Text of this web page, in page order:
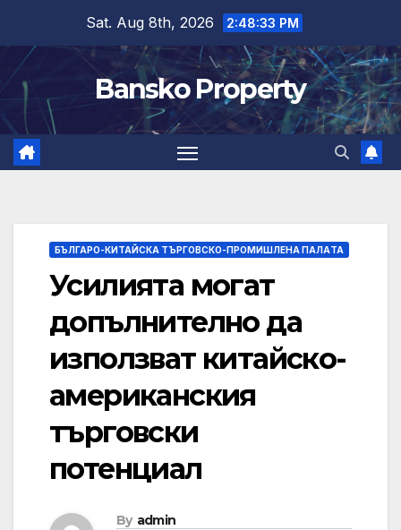
content
Sat. Aug 8th, 2026 2:48:34 PM
Bansko Property
БЪЛГАРО-КИТАЙСКА ТЪРГОВСКО-ПРОМИШЛЕНА ПАЛAТА
Усилията могат
допълнително да
използват китайско-
американския
търговски
потенциал
By admin